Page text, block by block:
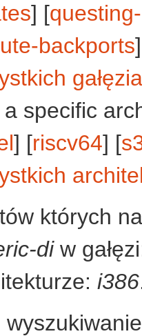
] [
backports
specific
] [riscv64] [
których
diw
i386